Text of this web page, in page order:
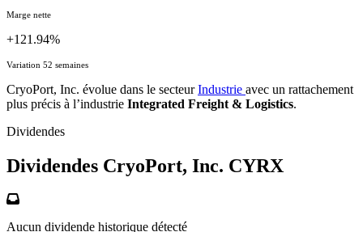
Marge nette
+121.94%
Variation 52 semaines
CryoPort, Inc. évolue dans le secteurIndustrie avec un rattachement
plus précis à l’industrie Integrated Freight & Logistics.
Dividendes
Dividendes CryoPort, Inc. CYRX
Aucun dividende historique détecté